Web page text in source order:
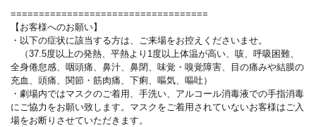
===================================
【お客様へのお願い】
・以下の症状に該当する方は、ご来場をお控えくださいませ。
（37.5度以上の発熱、平熱より1度以上体温が高い、咳、呼吸困難、
全身倦怠感、咽頭痛、鼻汁、鼻閉、味覚・嗅覚障害、目の痛みや結膜の
充血、頭痛、関節・筋肉痛、下痢、嘔気、嘔吐）
・劇場内ではマスクのご着用、手洗い、アルコール消毒液での手指消毒
にご協力をお願い致します。マスクをご着用されていないお客様はご入
場をお断りさせていただきます。